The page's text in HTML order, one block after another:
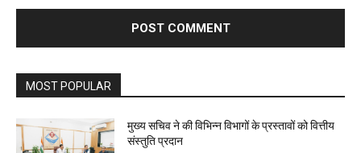
MOST POPULAR
मुख्य सचिव ने की विभिन्न विभागों के प्रस्तावों को वित्तीय
संस्तुति प्रदान